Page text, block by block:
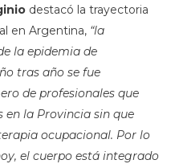
destacó la trayectoria
en Argentina, “la
la epidemia de
tras año se fue
de profesionales que
en la Provincia sin que
ocupacional. Por lo
el cuerpo está integrado